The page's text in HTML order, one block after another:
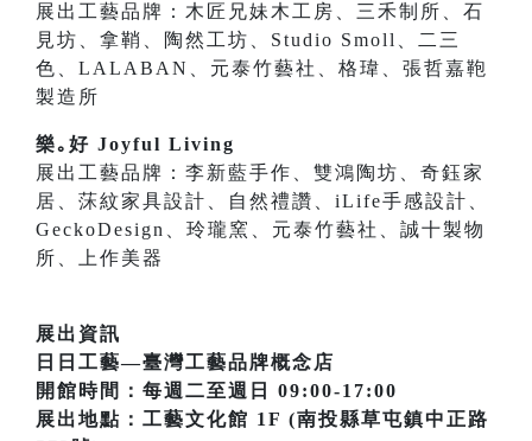
展出工藝品牌：木匠兄妹木工房、三禾制所、石
見坊、拿鞘、陶然工坊、Studio Smoll、二三
色、LALABAN、元泰竹藝社、格瑋、張哲嘉鞄
製造所
樂｡好 Joyful Living
展出工藝品牌：李新藍手作、雙鴻陶坊、奇鈺家
居、莯紋家具設計、自然禮讚、iLife手感設計、
GeckoDesign、玲瓏窯、元泰竹藝社、誠十製物
所、上作美器
展出資訊
日日工藝—臺灣工藝品牌概念店
開館時間：每週二至週日 09:00-17:00
展出地點：工藝文化館 1F (南投縣草屯鎮中正路